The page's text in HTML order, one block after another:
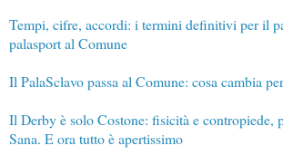
Tempi, cifre, accordi: i termini definitivi per il
palasport al Comune
Il PalaSclavo passa al Comune: cosa cambia
Il Derby è solo Costone: fisicità e contropiede,
Sana. E ora tutto è apertissimo